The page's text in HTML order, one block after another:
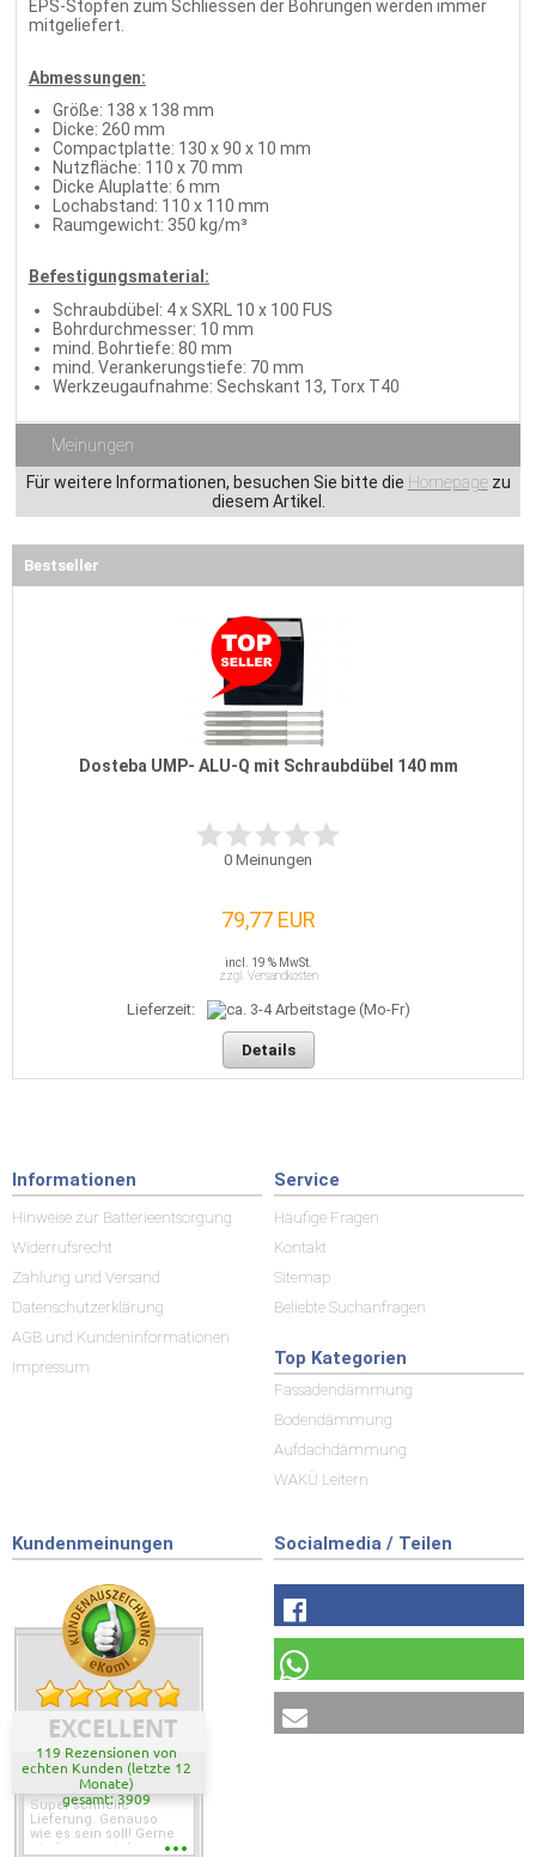
EPS-Stopfen zum Schliessen der Bohrungen werden immer
mitgeliefert.
Abmessungen:
Größe: 138 x 138 mm
Dicke: 260 mm
Compactplatte: 130 x 90 x 10 mm
Nutzfläche: 110 x 70 mm
Dicke Aluplatte: 6 mm
Lochabstand: 110 x 110 mm
Raumgewicht: 350 kg/m³
Befestigungsmaterial:
Schraubdübel: 4 x SXRL 10 x 100 FUS
Bohrdurchmesser: 10 mm
mind. Bohrtiefe: 80 mm
mind. Verankerungstiefe: 70 mm
Werkzeugaufnahme: Sechskant 13, Torx T40
Meinungen
Für weitere Informationen, besuchen Sie bitte die Homepagezu
diesem Artikel.
Bestseller
Dosteba UMP- ALU-Q mit Schraubdübel 140 mm
0 Meinungen
79,77 EUR
incl. 19 % MwSt.
zzgl. Versandkosten
Lieferzeit:
Details
Informationen
Hinweise zur Batterieentsorgung
Widerrufsrecht
Zahlung und Versand
Datenschutzerklärung
AGB und Kundeninformationen
Impressum
Service
Häufige Fragen
Kontakt
Sitemap
Beliebte Suchanfragen
Top Kategorien
Fassadendämmung
Bodendämmung
Aufdachdämmung
WAKÜ Leitern
Kundenmeinungen
EXCELLENT
119 Rezensionen von
echten Kunden (letzte 12
Monate)
gesamt: 3909
Super schnelle
Lieferung. Genauso
wie es sein soll! Gerne
wieder wenn ich was
Socialmedia / Teilen